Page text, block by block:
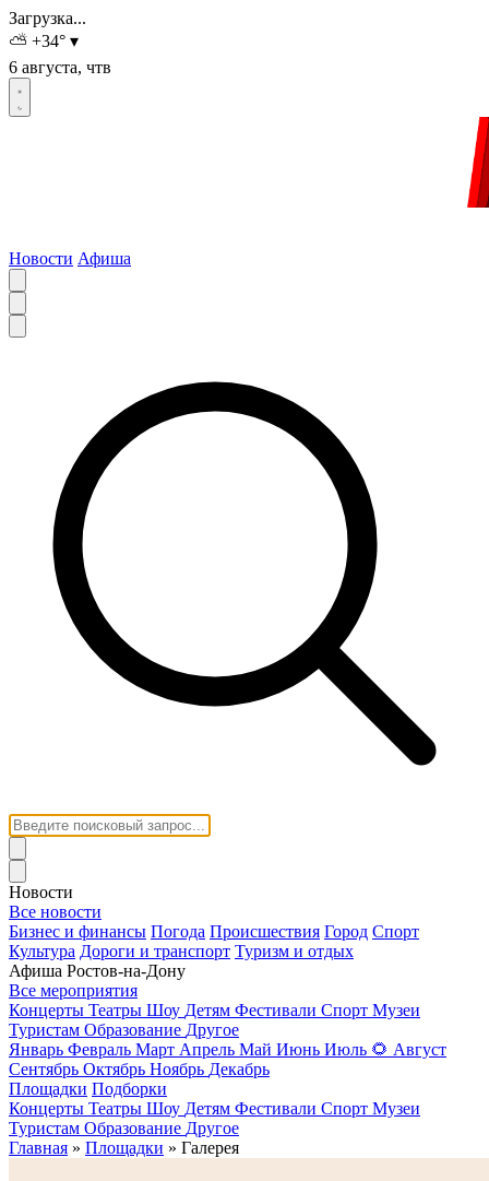
Загрузка...
⛅ +34° ▾
6 августа, чтв
Новости Афиша
Новости
Все новости
Бизнес и финансы Погода Происшествия Город Спорт
Культура Дороги и транспорт Туризм и отдых
Афиша Ростов-на-Дону
Все мероприятия
Концерты Театры Шоу Детям Фестивали Спорт Музеи
Туристам Образование Другое
Январь Февраль Март Апрель Май Июнь Июль 🌻 Август
Сентябрь Октябрь Ноябрь Декабрь
Площадки Подборки
Концерты Театры Шоу Детям Фестивали Спорт Музеи
Туристам Образование Другое
Главная » Площадки » Галерея